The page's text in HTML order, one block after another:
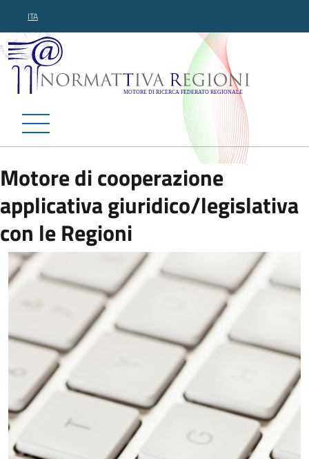
ITA
Normattiva Regioni -
Motore di cooperazione
applicativa giuridico/legislativa
con le Regioni